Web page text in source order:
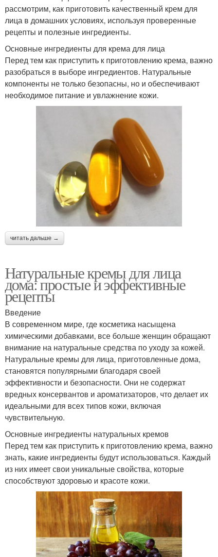
рассмотрим, как приготовить качественный крем для
лица в домашних условиях, используя проверенные
рецепты и полезные ингредиенты.
Основные ингредиенты для крема для лица
Перед тем как приступить к приготовлению крема, важно
разобраться в выборе ингредиентов. Натуральные
компоненты не только безопасны, но и обеспечивают
необходимое питание и увлажнение кожи.
читать дальше →
Натуральные кремы для лица
дома: простые и эффективные
рецепты
Введение
В современном мире, где косметика насыщена
химическими добавками, все больше женщин обращают
внимание на натуральные средства по уходу за кожей.
Натуральные кремы для лица, приготовленные дома,
становятся популярными благодаря своей
эффективности и безопасности. Они не содержат
вредных консервантов и ароматизаторов, что делает их
идеальными для всех типов кожи, включая
чувствительную.
Основные ингредиенты натуральных кремов
Перед тем как приступить к приготовлению крема, важно
знать, какие ингредиенты будут использоваться. Каждый
из них имеет свои уникальные свойства, которые
способствуют здоровью и красоте кожи.